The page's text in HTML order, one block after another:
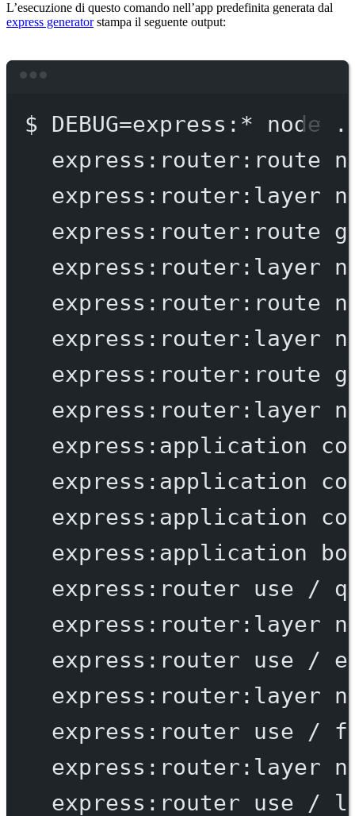
L’esecuzione di questo comando nell’app predefinita generata dal
express generatorstampa il seguente output:
$ DEBUG=express: * node
express:router:route
express:router:layer
express:router:route
express:router:layer
express:router:route
express:router:layer
express:router:route
express:router:layer
express:application
express:application
express:application
express:application
express:router
use /
express:router:layer
express:router
use /
express:router:layer
express:router
use /
express:router:layer
express:router
use /